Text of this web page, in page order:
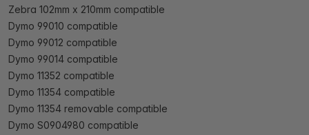
Zebra 102mm x 210mm compatible
Dymo 99010 compatible
Dymo 99012 compatible
Dymo 99014 compatible
Dymo 11352 compatible
Dymo 11354 compatible
Dymo 11354 removable compatible
Dymo S0904980 compatible